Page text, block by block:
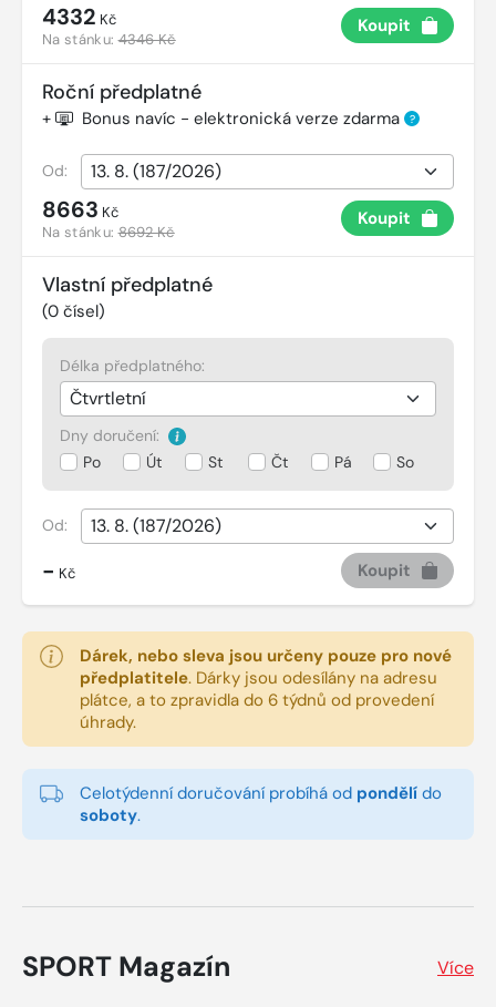
4332 Kč
Na stánku:4346 Kč
Koupit
Roční předplatné
+ Bonus navíc - elektronická verze zdarma ?
Od:
8663 Kč
Na stánku:8692 Kč
Koupit
Vlastní předplatné
(0 čísel)
Délka předplatného:
Dny doručení:
Po
Út St Čt Pá So
Od:
- Kč Koupit
Dárek, nebo sleva jsou určeny pouze pro nové
předplatitele. Dárky jsou odesílány na adresu
plátce, a to zpravidla do 6 týdnů od provedení
úhrady.
Celotýdenní doručování probíhá od pondělí do
soboty.
SPORT Magazín Více